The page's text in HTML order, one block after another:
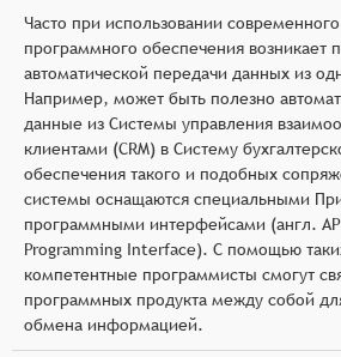
Часто при использовании
программного обеспечения возникает
автоматической передачи данных из
Например, может быть полезно
данные из Системы управления
клиентами (CRM) в Систему
обеспечения такого и подобных
системы оснащаются специальными
программными интерфейсами (англ.
Programming Interface). С помощью
компетентные программисты смогут
программных продукта между собой
обмена информацией.